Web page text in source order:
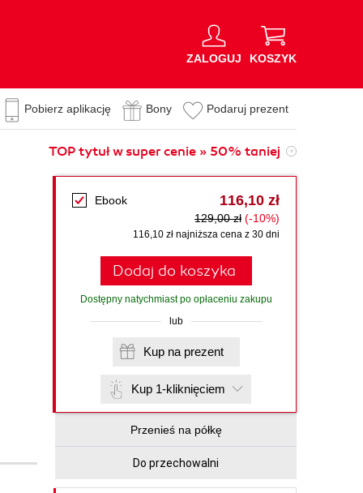
ZALOGUJ KOSZYK
Pobierz aplikację Bony Podaruj prezent
TOP tytuł w super cenie » 50% taniej
Ebook 116,10 zł
129,00 zł (-10%)
116,10 zł najniższa cena z 30 dni
Dodaj do koszyka
Dostępny natychmiast po opłaceniu zakupu
lub
Kup na prezent
Kup 1-kliknięciem
Przenieś na półkę
Do przechowalni